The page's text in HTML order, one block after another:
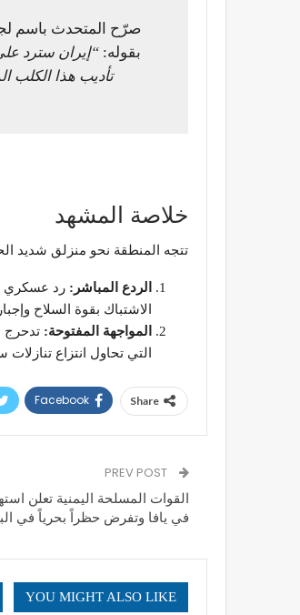
صرّح المتحدث باسم
بقوله:“إيران سترد
تأديب هذا الكلب
​خلاصة المشهد
​تتجه المنطقة نحو منزلق شديد
الردع المباشر: رد عسكري
الاشتباك بقوة السلاح
المواجهة المفتوحة: تدحرج
التي تحاول انتزاع تنازلات
Share
Facebook
القوات المسلحة اليمنية تعلن
في يافا وتفرض حظراً بحرياً في
YOU MIGHT ALSO LIKE